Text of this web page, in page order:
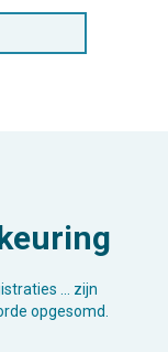
… zijn
opgesomd.